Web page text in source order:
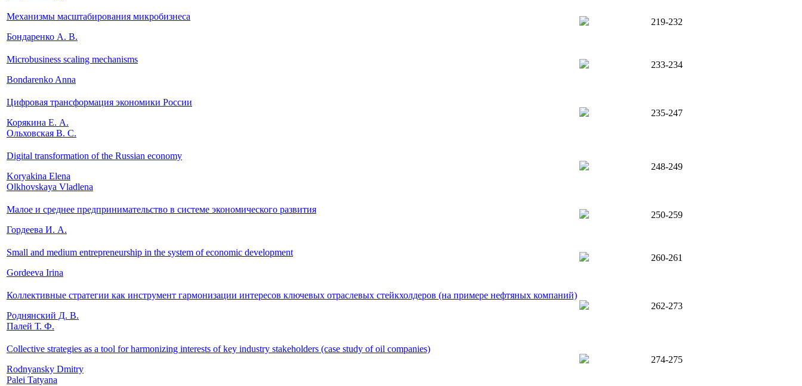
Механизмы масштабирования микробизнеса
Бондаренко А. В.
219-232
Microbusiness scaling mechanisms
Bondarenko Anna
233-234
Цифровая трансформация экономики России
Корякина Е. А.
Ольховская В. С.
235-247
Digital transformation of the Russian economy
Koryakina Elena
Olkhovskaya Vladlena
248-249
Малое и среднее предпринимательство в системе экономического развития
Гордеева И. А.
250-259
Small and medium entrepreneurship in the system of economic development
Gordeeva Irina
260-261
Коллективные стратегии как инструмент гармонизации интересов ключевых отраслевых стейкхолдеров (на примере нефтяных компаний)
Роднянский Д. В.
Палей Т. Ф.
262-273
Collective strategies as a tool for harmonizing interests of key industry stakeholders (case study of oil companies)
Rodnyansky Dmitry
Palei Tatyana
274-275